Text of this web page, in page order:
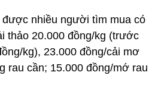
được nhiều người tìm mua có
thảo 20.000 đồng/kg (trước
kg), 23.000 đồng/cải mơ
rau cần; 15.000 đồng/mớ rau